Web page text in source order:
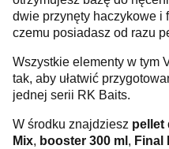
dwie przynęty haczykowe i
czemu posiadasz od razu
Wszystkie elementy w tym
tak, aby ułatwić
jednej serii RK Baits.
W środku znajdziesz pellet
Mix, booster 300 ml , Final